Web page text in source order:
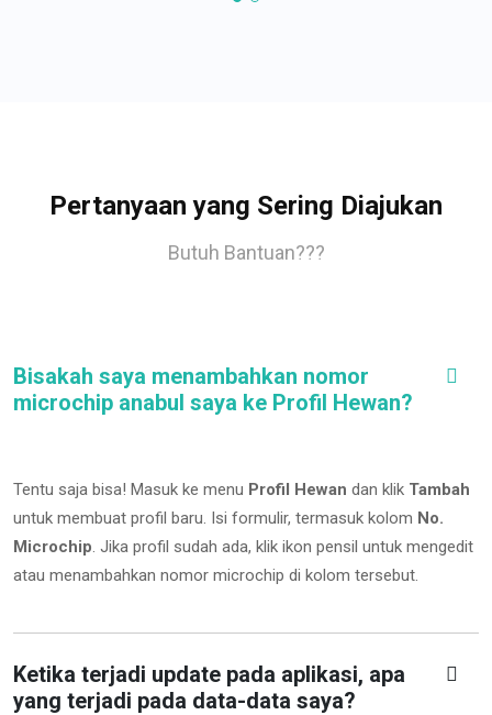
Pertanyaan yang Sering Diajukan
Butuh Bantuan???
Bisakah saya menambahkan nomor
microchip anabul saya ke Profil Hewan?
Tentu saja bisa! Masuk ke menu Profil Hewan dan klik Tambah
untuk membuat profil baru. Isi formulir, termasuk kolom No.
Microchip. Jika profil sudah ada, klik ikon pensil untuk mengedit
atau menambahkan nomor microchip di kolom tersebut.
Ketika terjadi update pada aplikasi, apa
yang terjadi pada data-data saya?